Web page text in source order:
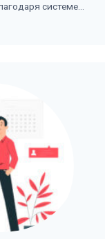
системе...